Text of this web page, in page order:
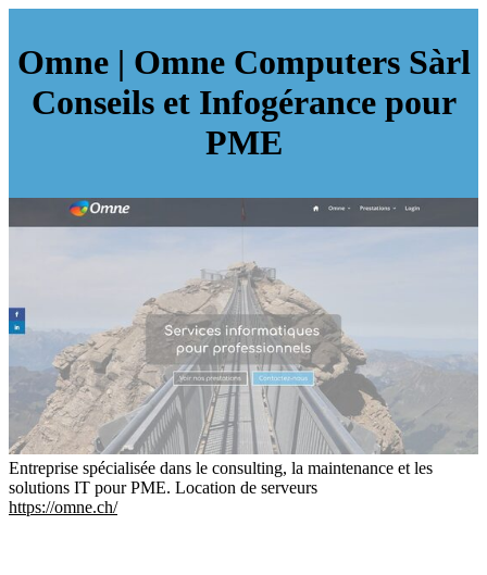
Omne | Omne Computers Sàrl
Conseils et Infogérance pour
PME
Entreprise spécialisée dans le consulting, la maintenance et les
solutions IT pour PME. Location de serveurs
https://omne.ch/